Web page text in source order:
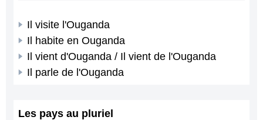
Il visite l'Ouganda
Il habite en Ouganda
Il vient d'Ouganda / Il vient de l'Ouganda
Il parle de l'Ouganda
Les pays au pluriel